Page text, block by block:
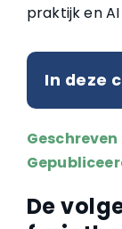
praktijk en
In deze
De